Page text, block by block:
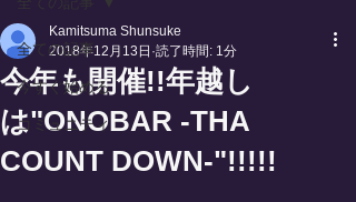
全ての記事
今すぐ始める
コミュニティ
今年も開催!!年越し
は"ONOBAR -THA
COUNT DOWN-"!!!!!
Kamitsuma Shunsuke
2018年12月13日 読了時間: 1分